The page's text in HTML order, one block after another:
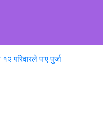
परिवारले पाए पुर्जा